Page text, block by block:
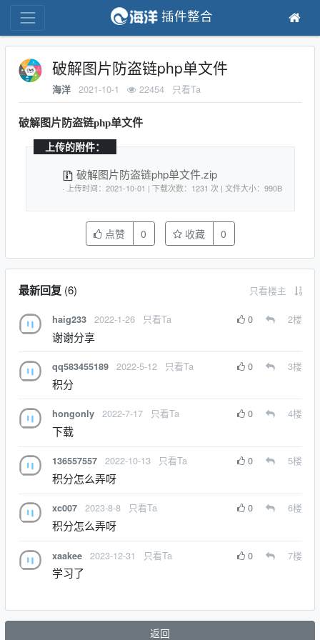
插件整合
破解图片防盗链php单文件
海洋 2021-10-1 22454 只看Ta
破解图片防盗链php单文件
上传的附件：
破解图片防盗链php单文件.zip
· 上传时间：2021-10-01 | 下载次数：1231 次 | 文件大小：990B
点赞 0 收藏 0
最新回复(6) 只看楼主
haig233 2022-1-26 只看Ta 0 2楼
谢谢分享
qq583455189 2022-5-12 只看Ta 0 3楼
积分
hongonly 2022-7-17 只看Ta 0 4楼
下载
136557557 2022-10-13 只看Ta 0 5楼
积分怎么弄呀
xc007 2023-8-8 只看Ta 0 6楼
积分怎么弄呀
xaakee 2023-12-31 只看Ta 0 7楼
学习了
返回